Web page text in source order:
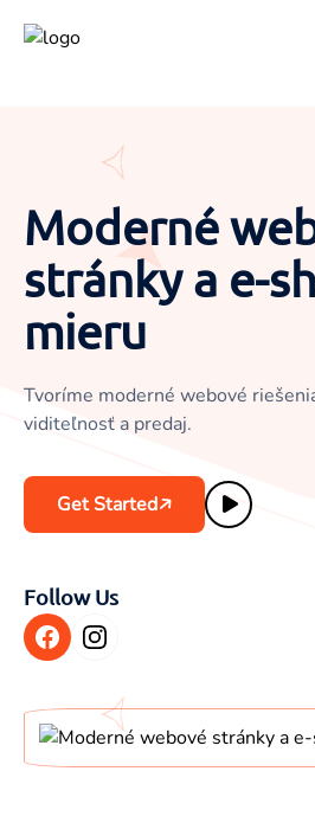
O nás
Služby
Webové stránky
E-shopy
Grafika
Galéria
Referencie
Kontakt
Moderné
stránky a e-
mieru
Tvoríme moderné webové
viditeľnosť a predaj.
Get Started
Follow Us